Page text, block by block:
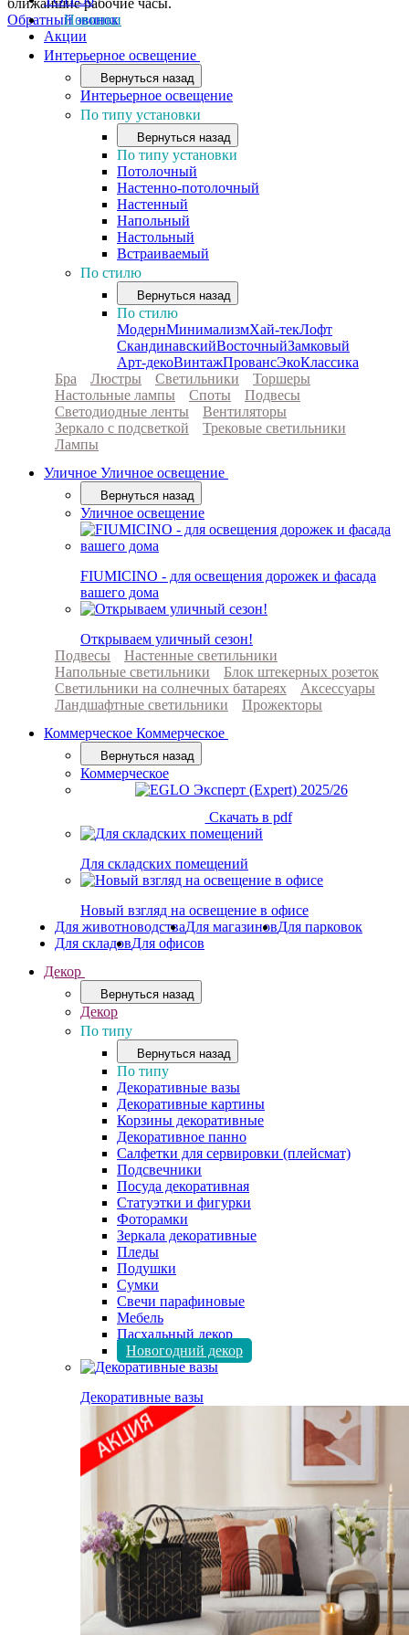
ближайшие рабочие часы.
Обратный звонок
Новинки
Акции
Интерьерное освещение
Вернуться назад
Интерьерное освещение
По типу установки
Вернуться назад
По типу установки
Потолочный
Настенно-потолочный
Настенный
Напольный
Настольный
Встраиваемый
По стилю
Вернуться назад
По стилю
МодернМинимализмХай-текЛофт
СкандинавскийВосточныйЗамковый
Арт-декоВинтажПровансЭкоКлассика
Бра
Люстры Светильники
Торшеры
Настольные лампы
Споты
Подвесы
Светодиодные ленты
Вентиляторы
Зеркало с подсветкой
Трековые светильники
Лампы
Уличное Уличное освещение
Вернуться назад
Уличное освещение
FIUMICINO - для освещения дорожек и фасада
вашего дома
Открываем уличный сезон!
Подвесы
Настенные светильники
Напольные светильники
Блок штекерных розеток
Светильники на солнечных батареях
Аксессуары
Ландшафтные светильники
Прожекторы
Коммерческое Коммерческое
Вернуться назад
Коммерческое
Скачать в pdf
Для складских помещений
Новый взгляд на освещение в офисе
Для животноводстваДля магазиновДля парковок
Для складовДля офисов
Декор
Вернуться назад
Декор
По типу
Вернуться назад
По типу
Декоративные вазы
Декоративные картины
Корзины декоративные
Декоративное панно
Салфетки для сервировки (плейсмат)
Подсвечники
Посуда декоративная
Статуэтки и фигурки
Фоторамки
Зеркала декоративные
Пледы
Подушки
Сумки
Свечи парафиновые
Мебель
Пасхальный декор
Новогодний декор
Декоративные вазы